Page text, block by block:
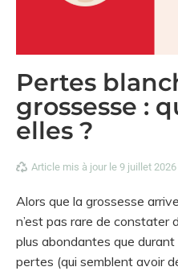
Pertes
grossesse :
elles ?
Article mis à jour le 9 juillet 2026
Alors que la grossesse
n’est pas rare de constater
plus abondantes que durant
pertes (qui semblent avoir